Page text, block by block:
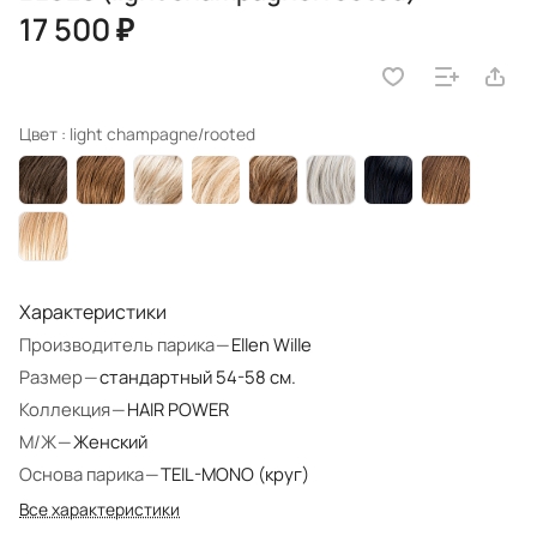
17 500 ₽
Цвет : light champagne/rooted
Характеристики
Производитель парика—Ellen Wille
Размер—стандартный 54-58 см.
Коллекция—HAIR POWER
М/Ж—Женский
Основа парика—TEIL-MONO (круг)
Все характеристики